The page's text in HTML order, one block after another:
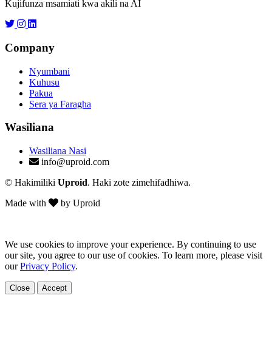
Kujifunza msamiati kwa akili na AI
Company
Nyumbani
Kuhusu
Pakua
Sera ya Faragha
Wasiliana
Wasiliana Nasi
info@uproid.com
© Hakimiliki Uproid. Haki zote zimehifadhiwa.
Made with
by Uproid
We use cookies to improve your experience. By continuing to use
our site, you agree to our use of cookies. To learn more, please visit
ourPrivacy Policy.
Close Accept